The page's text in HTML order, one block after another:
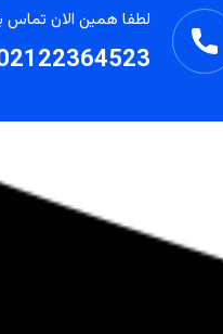
لطفا همین الان تماس